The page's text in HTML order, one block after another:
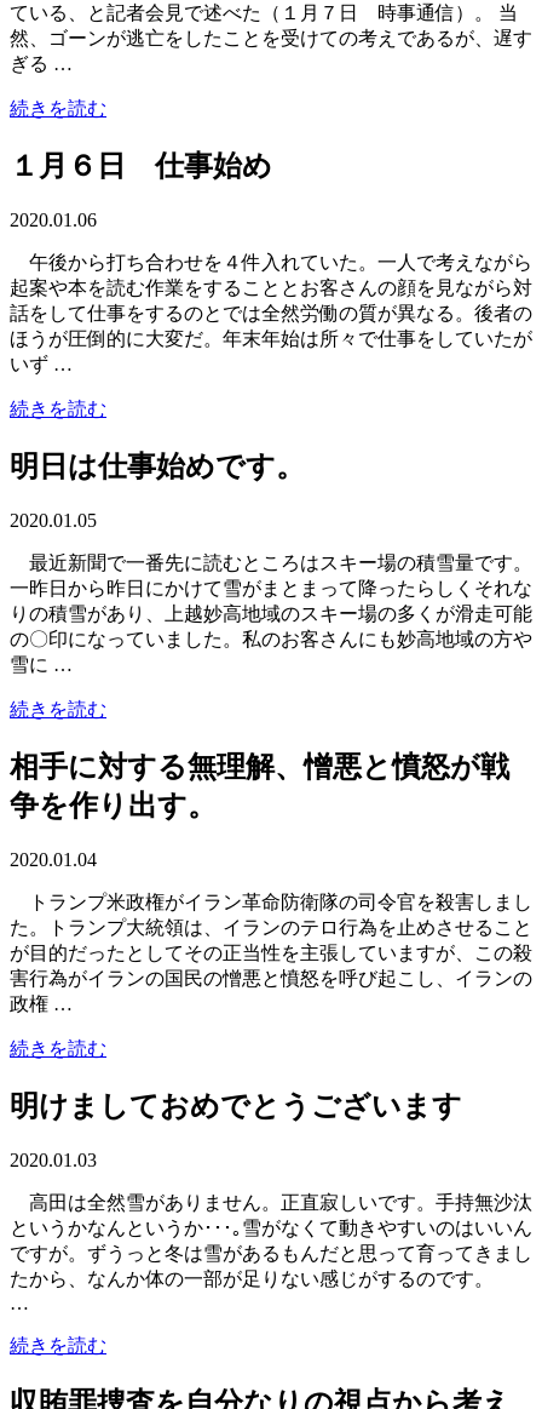
ている、と記者会見で述べた（１月７日 時事通信）。 当
然、ゴーンが逃亡をしたことを受けての考えであるが、遅す
ぎる …
続きを読む
１月６日 仕事始め
2020.01.06
午後から打ち合わせを４件入れていた。一人で考えながら
起案や本を読む作業をすることとお客さんの顔を見ながら対
話をして仕事をするのとでは全然労働の質が異なる。後者の
ほうが圧倒的に大変だ。年末年始は所々で仕事をしていたが
いず …
続きを読む
明日は仕事始めです。
2020.01.05
最近新聞で一番先に読むところはスキー場の積雪量です。
一昨日から昨日にかけて雪がまとまって降ったらしくそれな
りの積雪があり、上越妙高地域のスキー場の多くが滑走可能
の〇印になっていました。私のお客さんにも妙高地域の方や
雪に …
続きを読む
相手に対する無理解、憎悪と憤怒が戦
争を作り出す。
2020.01.04
トランプ米政権がイラン革命防衛隊の司令官を殺害しまし
た。トランプ大統領は、イランのテロ行為を止めさせること
が目的だったとしてその正当性を主張していますが、この殺
害行為がイランの国民の憎悪と憤怒を呼び起こし、イランの
政権 …
続きを読む
明けましておめでとうございます
2020.01.03
高田は全然雪がありません。正直寂しいです。手持無沙汰
というかなんというか･･･｡雪がなくて動きやすいのはいいん
ですが。ずうっと冬は雪があるもんだと思って育ってきまし
たから、なんか体の一部が足りない感じがするのです。
…
続きを読む
収賄罪捜査を自分なりの視点から考え